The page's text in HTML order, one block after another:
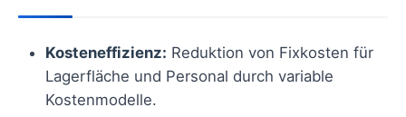
Kosteneffizienz: Reduktion von Fixkosten für
Lagerfläche und Personal durch variable
Kostenmodelle.